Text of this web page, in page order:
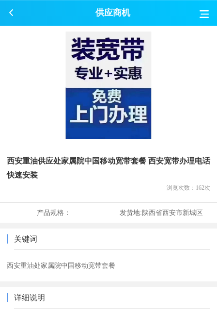
供应商机
西安重油供应处家属院中国移动宽带套餐 西安宽带办理电话
快速安装
浏览次数： 162次
产品规格： 发货地:陕西省西安市新城区
关键词
西安重油处家属院中国移动宽带套餐
详细说明